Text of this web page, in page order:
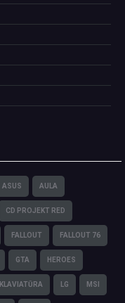
ASUS AULA
CD PROJEKT RED
FALLOUT FALLOUT 76
GTA HEROES
KLAVIATŪRA LG MSI